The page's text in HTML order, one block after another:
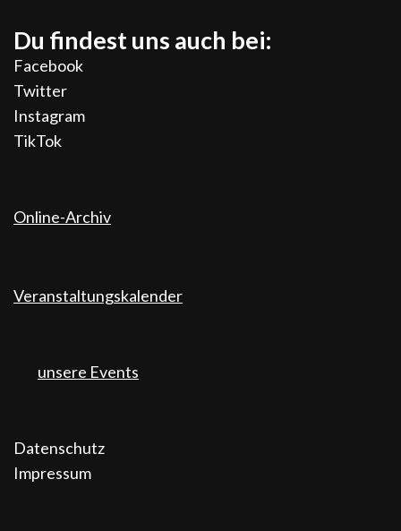
Du findest uns auch bei:
Facebook
Twitter
Instagram
TikTok
Online-Archiv
Veranstaltungskalender
unsere Events
Datenschutz
Impressum